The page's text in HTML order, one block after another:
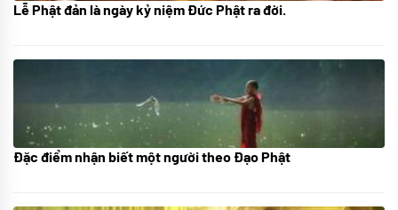
05/06/2024
Lễ Phật đản là ngày kỷ niệm Đức Phật ra đời.
01/06/2024
Đặc điểm nhận biết một người theo Đạo Phật